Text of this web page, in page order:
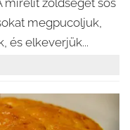
mirelit zöldséget sós
megpucoljuk,
és elkeverjük...